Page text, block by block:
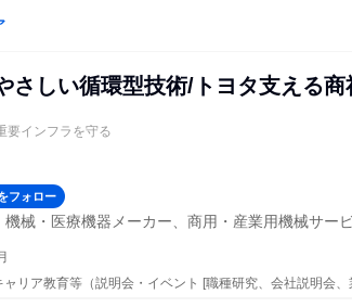
さしい循環型技術/トヨタ支える商
要インフラを守る
フォロー
械・医療機器メーカー、商用・産業用機械サー
リア教育等（説明会・イベント [職種研究、会社説明会、